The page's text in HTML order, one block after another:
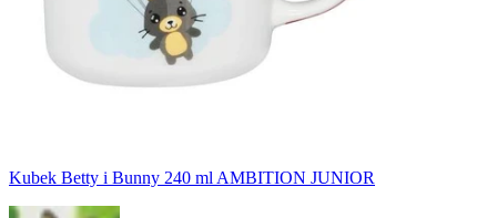
Kubek Betty i Bunny 240 ml AMBITION JUNIOR